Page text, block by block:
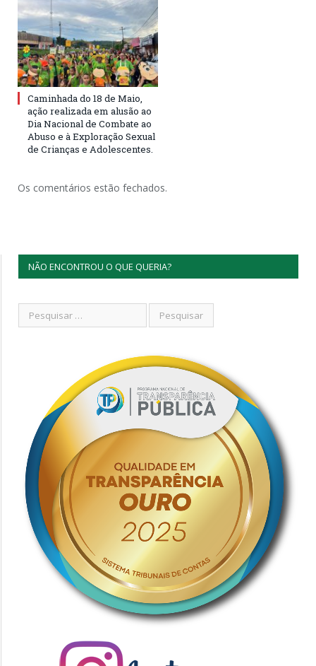
Caminhada do 18 de Maio,
ação realizada em alusão ao
Dia Nacional de Combate ao
Abuso e à Exploração Sexual
de Crianças e Adolescentes.
Os comentários estão fechados.
NÃO ENCONTROU O QUE QUERIA?